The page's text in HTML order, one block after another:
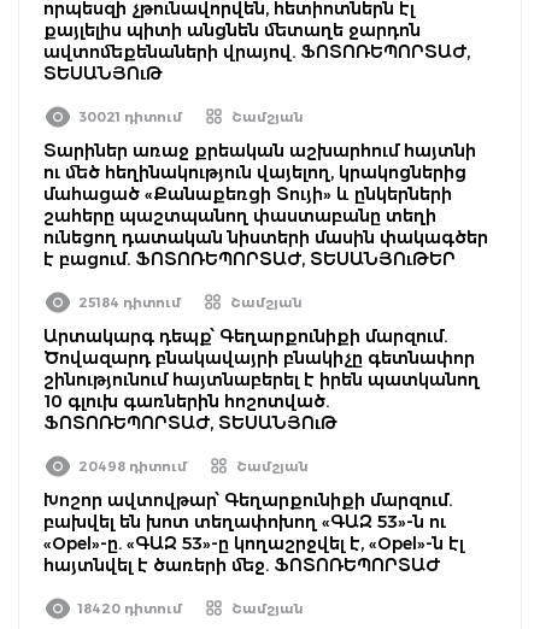
որպեսզի չթունավորվեն, հետիոտներն էլ
քայլելիս պիտի անցնեն մետաղե ջարդոն
ավտոմեքենաների վրայով. ՖՈՏՈՌԵՊՈՐՏԱԺ,
ՏԵՍԱՆՅՈւԹ
30021 դիտում Շամշյան
Տարիներ առաջ քրեական աշխարհում հայտնի
ու մեծ հեղինակություն վայելող, կրակոցներից
մահացած «Քանաքեռցի Տույի» և ընկերների
շահերը պաշտպանող փաստաբանը տեղի
ունեցող դատական նիստերի մասին փակագծեր
է բացում. ՖՈՏՈՌԵՊՈՐՏԱԺ, ՏԵՍԱՆՅՈւԹԵՐ
25184 դիտում Շամշյան
Արտակարգ դեպք՝ Գեղարքունիքի մարզում.
Ծովազարդ բնակավայրի բնակիչը գետնափոր
շինությունում հայտնաբերել է իրեն պատկանող
10 գլուխ գառներին հոշոտված.
ՖՈՏՈՌԵՊՈՐՏԱԺ, ՏԵՍԱՆՅՈւԹ
20498 դիտում Շամշյան
Խոշոր ավտովթար՝ Գեղարքունիքի մարզում.
բախվել են խոտ տեղափոխող «ԳԱԶ 53»-ն ու
«Opel»-ը. «ԳԱԶ 53»-ը կողաշրջվել է, «Opel»-ն էլ
հայտնվել է ծառերի մեջ. ՖՈՏՈՌԵՊՈՐՏԱԺ
18420 դիտում Շամշյան